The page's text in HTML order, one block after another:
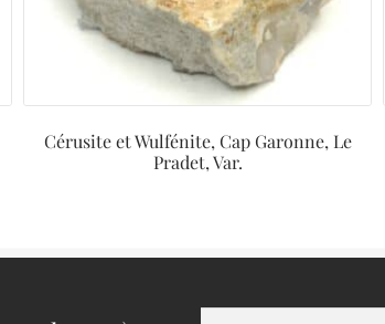
Cérusite et Wulfénite, Cap Garonne, Le
Pradet, Var.